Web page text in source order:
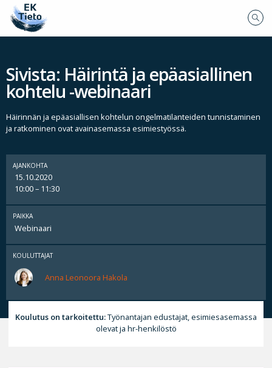
Sivista: Häirintä ja epäasiallinen
kohtelu -webinaari
Häirinnän ja epäasiallisen kohtelun ongelmatilanteiden tunnistaminen
ja ratkominen ovat avainasemassa esimiestyössä.
AJANKOHTA
15.10.2020
10:00 – 11:30
PAIKKA
Webinaari
KOULUTTAJAT
Anna Leonoora Hakola
Koulutus on tarkoitettu:Työnantajan edustajat, esimiesasemassa
olevat ja hr-henkilöstö